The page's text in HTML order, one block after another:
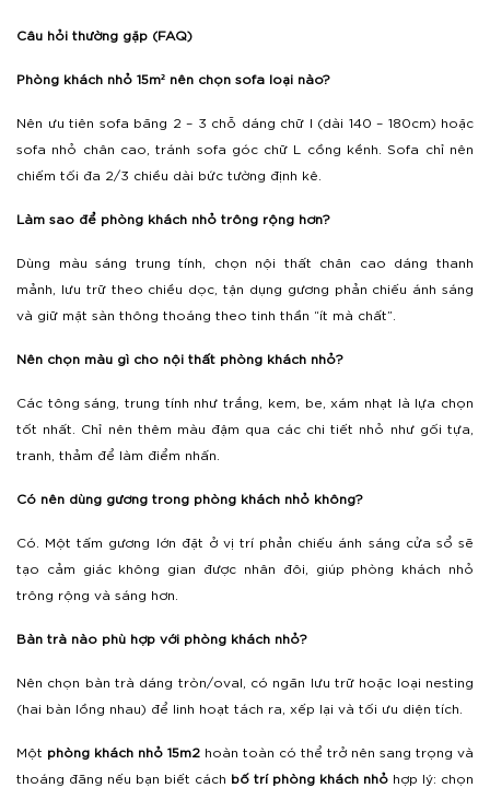
Câu hỏi thường gặp (FAQ)
Phòng khách nhỏ 15m² nên chọn sofa loại nào?
Nên ưu tiên sofa băng 2 – 3 chỗ dáng chữ I (dài 140 – 180cm) hoặc
sofa nhỏ chân cao, tránh sofa góc chữ L cồng kềnh. Sofa chỉ nên
chiếm tối đa 2/3 chiều dài bức tường định kê.
Làm sao để phòng khách nhỏ trông rộng hơn?
Dùng màu sáng trung tính, chọn nội thất chân cao dáng thanh
mảnh, lưu trữ theo chiều dọc, tận dụng gương phản chiếu ánh sáng
và giữ mặt sàn thông thoáng theo tinh thần “ít mà chất”.
Nên chọn màu gì cho nội thất phòng khách nhỏ?
Các tông sáng, trung tính như trắng, kem, be, xám nhạt là lựa chọn
tốt nhất. Chỉ nên thêm màu đậm qua các chi tiết nhỏ như gối tựa,
tranh, thảm để làm điểm nhấn.
Có nên dùng gương trong phòng khách nhỏ không?
Có. Một tấm gương lớn đặt ở vị trí phản chiếu ánh sáng cửa sổ sẽ
tạo cảm giác không gian được nhân đôi, giúp phòng khách nhỏ
trông rộng và sáng hơn.
Bàn trà nào phù hợp với phòng khách nhỏ?
Nên chọn bàn trà dáng tròn/oval, có ngăn lưu trữ hoặc loại nesting
(hai bàn lồng nhau) để linh hoạt tách ra, xếp lại và tối ưu diện tích.
Một phòng khách nhỏ 15m2 hoàn toàn có thể trở nên sang trọng và
thoáng đãng nếu bạn biết cách bố trí phòng khách nhỏ hợp lý: chọn